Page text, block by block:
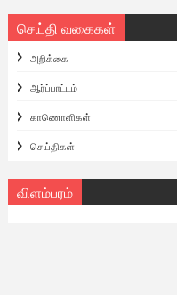
செய்தி வகைகள்
அறிக்கை
ஆர்ப்பாட்டம்
காணொளிகள்
செய்திகள்
விளம்பரம்